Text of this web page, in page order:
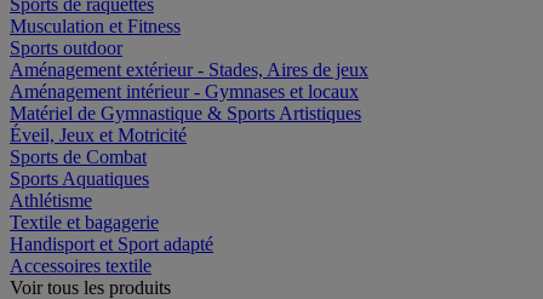
Musculation et Fitness
Sports outdoor
Aménagement extérieur - Stades, Aires de jeux
Aménagement intérieur - Gymnases et locaux
Matériel de Gymnastique & Sports Artistiques
Éveil, Jeux et Motricité
Sports de Combat
Sports Aquatiques
Athlétisme
Textile et bagagerie
Handisport et Sport adapté
Accessoires textile
Voir tous les produits